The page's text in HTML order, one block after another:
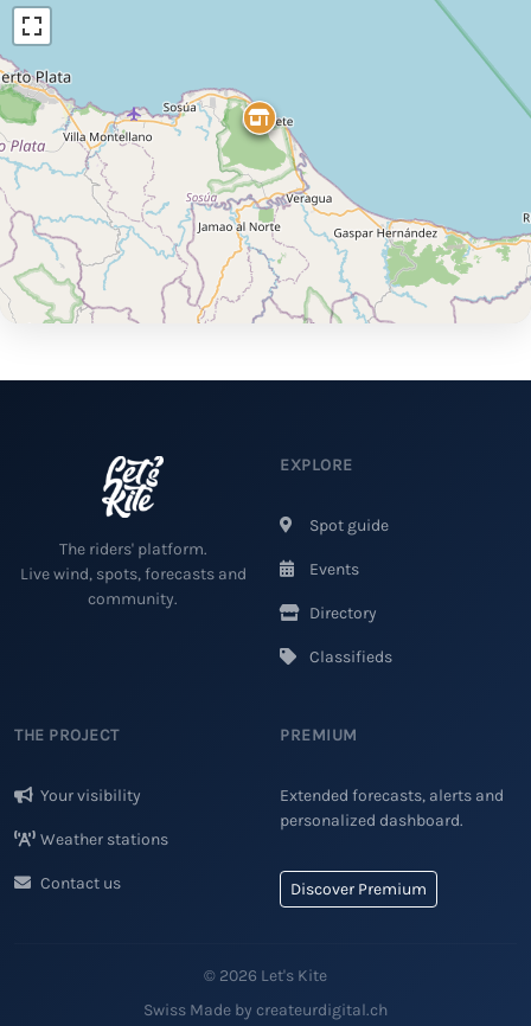
The riders' platform.
Live wind, spots, forecasts and
community.
EXPLORE
Spot guide
Events
Directory
Classifieds
THE PROJECT
Your visibility
Weather stations
Contact us
PREMIUM
Extended forecasts, alerts and
personalized dashboard.
Discover Premium
© 2026 Let's Kite
Swiss Made by createurdigital.ch